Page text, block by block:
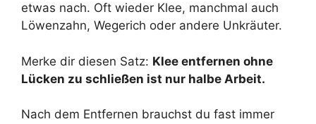
etwas nach. Oft wieder Klee, manchmal auch
Löwenzahn, Wegerich oder andere Unkräuter.
Merke dir diesen Satz: Klee entfernen ohne
Lücken zu schließen ist nur halbe Arbeit.
Nach dem Entfernen brauchst du fast immer